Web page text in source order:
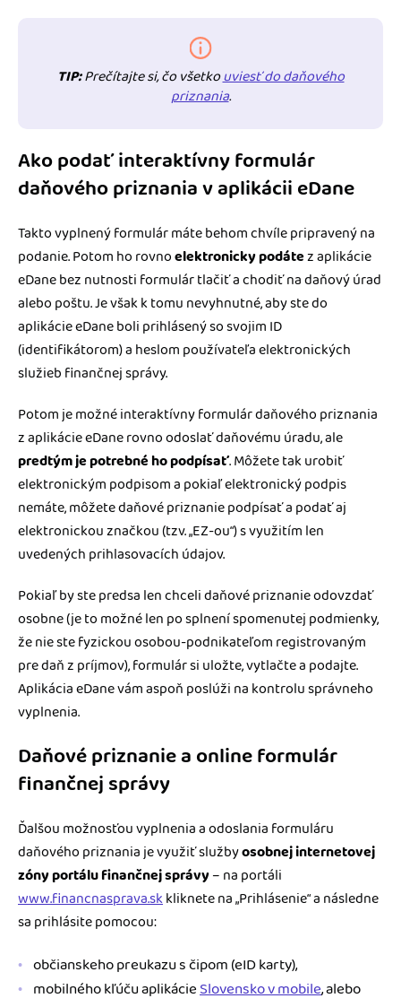
TIP:Prečítajte si, čo všetkouviesť do daňového
priznania.
Ako podať interaktívny formulár
daňového priznania v aplikácii eDane
Takto vyplnený formulár máte behom chvíle pripravený na
podanie. Potom ho rovnoelektronicky podátez aplikácie
eDane bez nutnosti formulár tlačiť a chodiť na daňový úrad
alebo poštu. Je však k tomu nevyhnutné, aby ste do
aplikácie eDane boli prihlásený so svojim ID
(identifikátorom) a heslom používateľa elektronických
služieb finančnej správy.
Potom je možné interaktívny formulár daňového priznania
z aplikácie eDane rovno odoslať daňovému úradu, ale
predtým je potrebné ho podpísať. Môžete tak urobiť
elektronickým podpisom a pokiaľ elektronický podpis
nemáte, môžete daňové priznanie podpísať a podať aj
elektronickou značkou (tzv. „EZ-ou“) s využitím len
uvedených prihlasovacích údajov.
Pokiaľ by ste predsa len chceli daňové priznanie odovzdať
osobne (je to možné len po splnení spomenutej podmienky,
že nie ste fyzickou osobou-podnikateľom registrovaným
pre daň z príjmov), formulár si uložte, vytlačte a podajte.
Aplikácia eDane vám aspoň poslúži na kontrolu správneho
vyplnenia.
Daňové priznanie a online formulár
finančnej správy
Ďalšou možnosťou vyplnenia a odoslania formuláru
daňového priznania je využiť službyosobnej internetovej
zóny portálu finančnej správy– na portáli
www.financnasprava.skkliknete na „Prihlásenie“ a následne
sa prihlásite pomocou:
občianskeho preukazu s čipom (eID karty),
mobilného kľúču aplikácieSlovensko v mobile, alebo